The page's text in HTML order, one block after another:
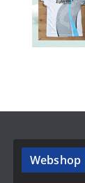
Webshop